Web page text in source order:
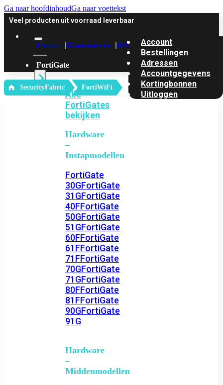
Ga naar hoofdinhoudGa naar voettekst
Veel producten uit voorraad leverbaar
Account Klantenservice Offerte
FortiGate
Alle
FortiGates
bekijken
Hardware
–
Instapmodellen
FortiGate
30GFortiGate
31GFortiGate
40FFortiGate
50GFortiGate
51GFortiGate
60FFortiGate
61FFortiGate
71FFortiGate
70GFortiGate
71GFortiGate
80FFortiGate
81FFortiGate
90GFortiGate
91G
Hardware
–
Middenmodellen
Account
Bestellingen
Adressen
Accountgegevens
Kortingbonnen
Uitloggen
‎ SecurityFabric FortiWiFi